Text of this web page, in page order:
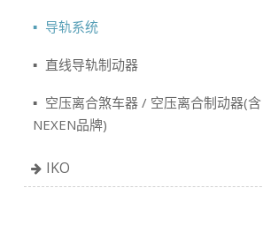
导轨系统
直线导轨制动器
空压离合煞车器 / 空压离合制动器(含
NEXEN品牌)
IKO